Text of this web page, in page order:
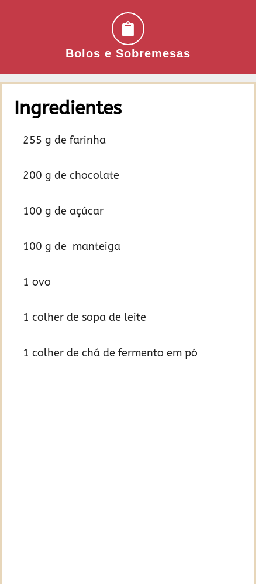
Bolos e Sobremesas
Ingredientes
255 g de farinha
200 g de chocolate
100 g de açúcar
100 g de manteiga
1 ovo
1 colher de sopa de leite
1 colher de chá de fermento em pó